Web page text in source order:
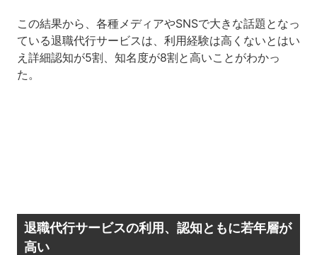
この結果から、各種メディアやSNSで大きな話題となっ
ている退職代行サービスは、利用経験は高くないとはい
え詳細認知が5割、知名度が8割と高いことがわかっ
た。
退職代行サービスの利用、認知ともに若年層が
高い